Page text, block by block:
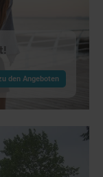
den Angeboten